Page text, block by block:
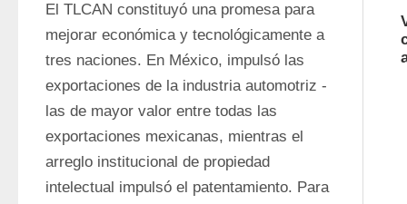
El TLCAN constituyó una promesa para
mejorar económica y tecnológicamente a
tres naciones. En México, impulsó las
exportaciones de la industria automotriz -
las de mayor valor entre todas las
exportaciones mexicanas, mientras el
arreglo institucional de propiedad
intelectual impulsó el patentamiento. Para